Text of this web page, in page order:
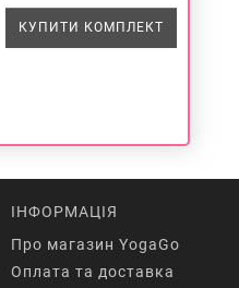
КУПИТИ КОМПЛЕКТ
ІНФОРМАЦІЯ
Про магазин YogaGo
Оплата та доставка